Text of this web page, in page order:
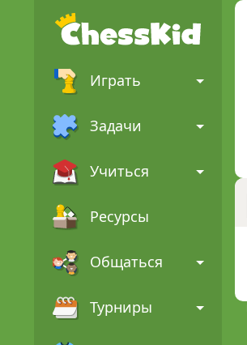
Играть
Задачи
Учиться
Ресурсы
Общаться
Турниры